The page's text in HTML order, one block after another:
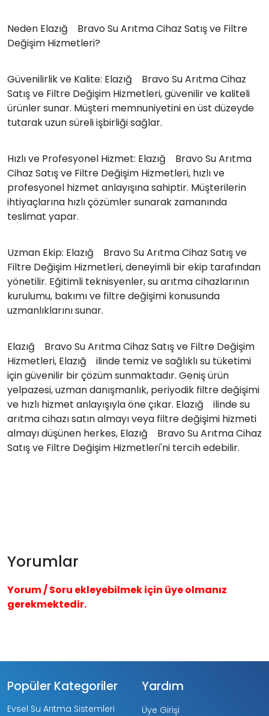
Neden Elazığ Bravo Su Arıtma Cihaz Satış ve Filtre
Değişim Hizmetleri?
Güvenilirlik ve Kalite: Elazığ Bravo Su Arıtma Cihaz
Satış ve Filtre Değişim Hizmetleri, güvenilir ve kaliteli
ürünler sunar. Müşteri memnuniyetini en üst düzeyde
tutarak uzun süreli işbirliği sağlar.
Hızlı ve Profesyonel Hizmet: Elazığ Bravo Su Arıtma
Cihaz Satış ve Filtre Değişim Hizmetleri, hızlı ve
profesyonel hizmet anlayışına sahiptir. Müşterilerin
ihtiyaçlarına hızlı çözümler sunarak zamanında
teslimat yapar.
Uzman Ekip: Elazığ Bravo Su Arıtma Cihaz Satış ve
Filtre Değişim Hizmetleri, deneyimli bir ekip tarafından
yönetilir. Eğitimli teknisyenler, su arıtma cihazlarının
kurulumu, bakımı ve filtre değişimi konusunda
uzmanlıklarını sunar.
Elazığ Bravo Su Arıtma Cihaz Satış ve Filtre Değişim
Hizmetleri, Elazığ ilinde temiz ve sağlıklı su tüketimi
için güvenilir bir çözüm sunmaktadır. Geniş ürün
yelpazesi, uzman danışmanlık, periyodik filtre değişimi
ve hızlı hizmet anlayışıyla öne çıkar. Elazığ ilinde su
arıtma cihazı satın almayı veya filtre değişimi hizmeti
almayı düşünen herkes, Elazığ Bravo Su Arıtma Cihaz
Satış ve Filtre Değişim Hizmetleri'ni tercih edebilir.
Yorumlar
Yorum / Soru ekleyebilmek için üye olmanız
gerekmektedir.
Popüler Kategoriler
Evsel Su Arıtma Sistemleri
Yardım
Üye Girişi